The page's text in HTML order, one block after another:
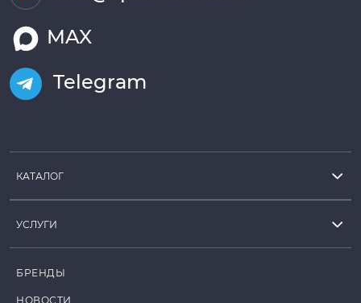
MAX
Telegram
КАТАЛОГ
УСЛУГИ
БРЕНДЫ
НОВОСТИ